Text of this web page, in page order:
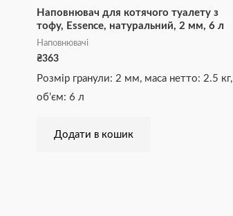
Наповнювач для котячого туалету з
тофу, Essence, натуральний, 2 мм, 6 л
Наповнювачі
₴363
Розмір гранули: 2 мм, маса нетто: 2.5 кг,
об’єм: 6 л
Додати в кошик